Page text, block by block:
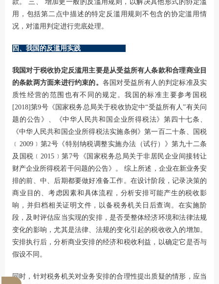
款。 三、 增加更一般的反滥用规则，以解决其他形式的协定滥
用，包括第二点中描述的特定反滥用规则不包含的协定滥用情
况，对滥用判定进行兜底处理。
四、我国的反滥用实践
我国对于税收协定反滥用主要是从受益所有人条款和合理商业目
的条款两方面来进行约束的。 各国对受益所有人的判定标准及实
质性经营的范围也有不同的规定。我国的标准主要参考国税
[2018]第9号《国家税务总局关于税收协定中“受益所有人”有关问
题的公告》、《中华人民共和国企业所得税法》第四十七条、
《中华人民共和国企业所得税法实施条例》第一百二十条、国税
﹝2009﹞第2号《特别纳税调整实施办法（试行）》第九十二条
及国税﹝2015﹞第7号《国家税务总局关于非居民企业间接转让
财产企业所得税若干问题的公告》。 综上所述，企业在新业务安
排的前、中、后期都要做好准备工作。在设计阶段，记录决策的
商业目的、考虑因素和具体流程，分析安排可能产生的税收影
响，并归档相关证明文件，以备税务机关日后查询。在实施阶
段，及时评估应当实现的安排，是否受整体经济环境和法律法规
变化的影响，尤其是法律、法规的变化引起的税收收入的增加。
安排执行后，分析商业安排的经济和税收利益，以确定它是否与
假设不同。
同时，针对税务机关对业务安排的合理性提出质疑的情形，应当